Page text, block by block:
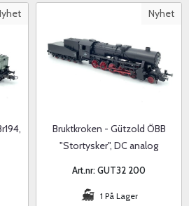
Nyhet
Bruktkroken - Gützold ÖBB
"Stortysker", DC analog
Art.nr: GUT32 200
1 På Lager